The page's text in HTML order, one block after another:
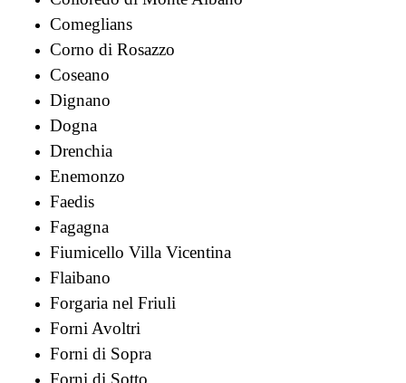
Comeglians
Corno di Rosazzo
Coseano
Dignano
Dogna
Drenchia
Enemonzo
Faedis
Fagagna
Fiumicello Villa Vicentina
Flaibano
Forgaria nel Friuli
Forni Avoltri
Forni di Sopra
Forni di Sotto